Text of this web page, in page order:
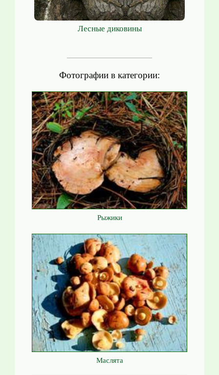
Лесные диковины
Фотографии в категории:
Рыжики
Маслята